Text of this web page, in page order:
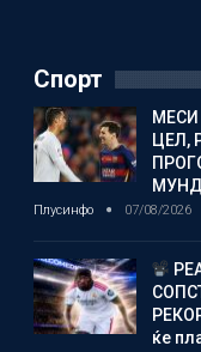
Спорт
МЕСИ
ЦЕЛ,
Плусинфо 07/08/2026
ќе